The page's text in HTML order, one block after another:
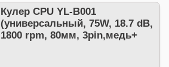
Кулер CPU YL-B001
(универсальный, 75W, 18.7 dB,
1800 rpm, 80мм, 3pin,медь+